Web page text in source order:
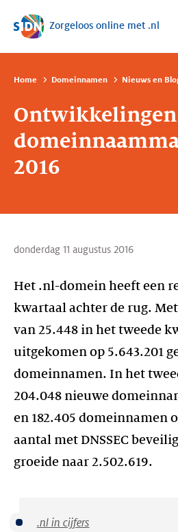
Sla navigatie over
Zorgeloos online met .nl
Home Domeinnamen Nieuws en
2016
donderdag 11 augustus 2016
Het .nl-domein heeft een
kwartaal achter de rug.
van 25.448 in het tweede
uitgekomen op 5.643.201
domeinnamen. In het
204.048 nieuwe
en 182.405 domeinnamen
aantal met DNSSEC
groeide naar 2.502.619.
.nl in cijfers